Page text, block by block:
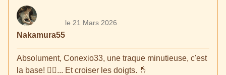
Nakamura55
le 21 Mars 2026
Absolument, Conexio33, une traque minutieuse, c'est
la base! 🕵️‍♂️... Et croiser les doigts. 🤞